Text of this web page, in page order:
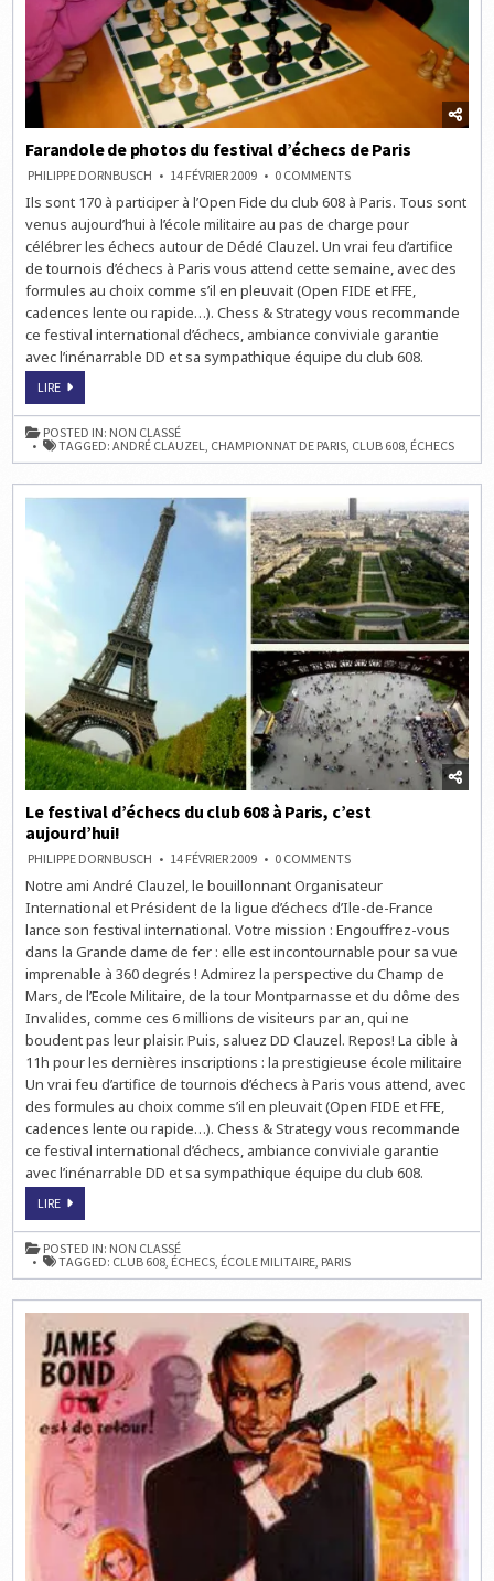
Farandole de photos du festival d’échecs de Paris
PHILIPPE DORNBUSCH 14 FÉVRIER 2009 0 COMMENTSON
DE
PHOTOS
DU
FESTIVAL
D’ÉCHECS
DE
PARIS
Ils sont 170 à participer à l’Open Fide du club 608 à Paris. Tous sont
venus aujourd’hui à l’école militaire au pas de charge pour
célébrer les échecs autour de Dédé Clauzel. Un vrai feu d’artifice
de tournois d’échecs à Paris vous attend cette semaine, avec des
formules au choix comme s’il en pleuvait (Open FIDE et FFE,
cadences lente ou rapide…). Chess & Strategy vous recommande
ce festival international d’échecs, ambiance conviviale garantie
avec l’inénarrable DD et sa sympathique équipe du club 608.
LIREFARANDOLE
PHOTOS
DU
FESTIVAL
D’ÉCHECS
DE
POSTED IN: NON CLASSÉ
TAGGED:ANDRÉ CLAUZEL CHAMPIONNAT DE PARIS CLUB 608 ÉCHECS
Le festival d’échecs du club 608 à Paris, c’est
aujourd’hui!
PHILIPPE DORNBUSCH 14 FÉVRIER 2009 0 COMMENTSON
FESTIVAL
D’ÉCHECS
DU
CLUB
608
À
PARIS,
C’EST
AUJOURD’HUI!
Notre ami André Clauzel, le bouillonnant Organisateur
International et Président de la ligue d’échecs d’Ile-de-France
lance son festival international. Votre mission : Engouffrez-vous
dans la Grande dame de fer : elle est incontournable pour sa vue
imprenable à 360 degrés ! Admirez la perspective du Champ de
Mars, de l’Ecole Militaire, de la tour Montparnasse et du dôme des
Invalides, comme ces 6 millions de visiteurs par an, qui ne
boudent pas leur plaisir. Puis, saluez DD Clauzel. Repos! La cible à
11h pour les dernières inscriptions : la prestigieuse école militaire
Un vrai feu d’artifice de tournois d’échecs à Paris vous attend, avec
des formules au choix comme s’il en pleuvait (Open FIDE et FFE,
cadences lente ou rapide…). Chess & Strategy vous recommande
ce festival international d’échecs, ambiance conviviale garantie
avec l’inénarrable DD et sa sympathique équipe du club 608.
LIRELE
D’ÉCHECS
DU
CLUB
608
À
POSTED IN: NON CLASSÉ
TAGGED: CLUB 608 ÉCHECS ÉCOLE MILITAIRE PARIS